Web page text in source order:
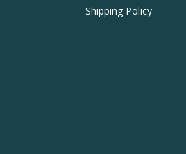
Shipping Policy